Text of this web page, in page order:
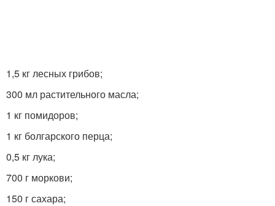
1,5 кг лесных грибов;
300 мл растительного масла;
1 кг помидоров;
1 кг болгарского перца;
0,5 кг лука;
700 г моркови;
150 г сахара;